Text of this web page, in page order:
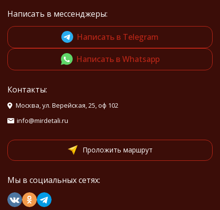
Написать в мессенджеры:
Написать в Telegram
Написать в Whatsapp
Контакты:
Москва, ул. Верейская, 25, оф 102
info@mirdetali.ru
Проложить маршрут
Мы в социальных сетях: